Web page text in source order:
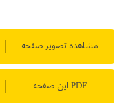
مشاهده تصویر صفحه
PDF این صفحه